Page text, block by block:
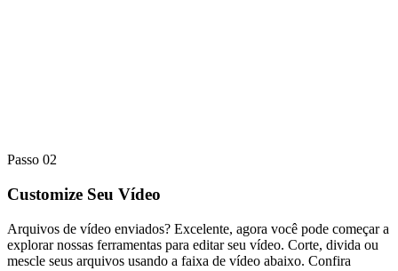
Passo 02
Customize Seu Vídeo
Arquivos de vídeo enviados? Excelente, agora você pode começar a
explorar nossas ferramentas para editar seu vídeo. Corte, divida ou
mescle seus arquivos usando a faixa de vídeo abaixo. Confira